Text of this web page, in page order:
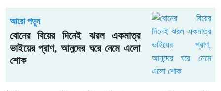
আরো পড়ুন
বোনের বিয়ের দিনেই ঝরল একমাত্র
ভাইয়ের প্রাণ, আনন্দের ঘরে নেমে এলো
শোক